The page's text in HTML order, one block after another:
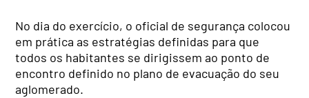
No dia do exercício, o oficial de segurança colocou
em prática as estratégias definidas para que
todos os habitantes se dirigissem ao ponto de
encontro definido no plano de evacuação do seu
aglomerado.